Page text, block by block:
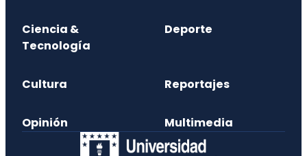
Ciencia &
Tecnología
Deporte
Cultura Reportajes
Opinión Multimedia